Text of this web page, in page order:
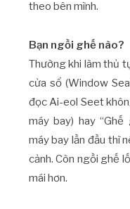
theo bên mình.
Bạn ngồi ghế nào?
Thường khi làm thủ
cửa sổ (Window
đọc Ai-eol Seet
máy bay) hay
máy bay lần đầu thì
cảnh. Còn ngồi ghế
mái hơn.